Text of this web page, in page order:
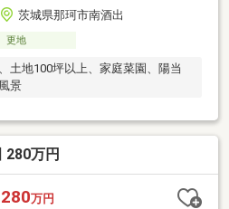
茨城県那珂市南酒出
更地
土地100坪以上、家庭菜園、陽当
景
280万円
280万円